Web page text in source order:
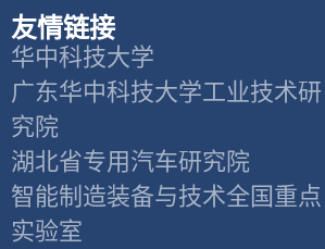
友情链接
华中科技大学
广东华中科技大学工业技术研
究院
湖北省专用汽车研究院
智能制造装备与技术全国重点
实验室